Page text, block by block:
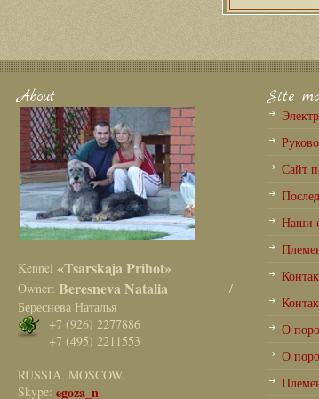
About
Kennel «Tsarskaja Prihot»
Owner: Beresneva Natalia /
Береснева Наталья
+7 (926) 2277886
+7 (495) 2211553
RUSSIA. MOSCOW.
Skype: egoza_n
Site
Сайт
Наши
О
О